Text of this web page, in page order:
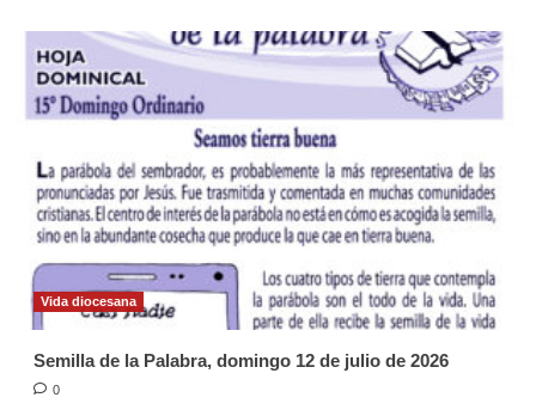
Vida diocesana
Semilla de la Palabra, domingo 12 de julio de 2026
0